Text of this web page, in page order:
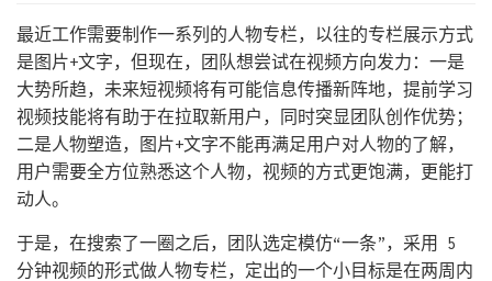
最近工作需要制作一系列的人物专栏，以往的专栏展示方式
是图片+文字，但现在，团队想尝试在视频方向发力：一是
大势所趋，未来短视频将有可能信息传播新阵地，提前学习
视频技能将有助于在拉取新用户，同时突显团队创作优势；
二是人物塑造，图片+文字不能再满足用户对人物的了解，
用户需要全方位熟悉这个人物，视频的方式更饱满，更能打
动人。
于是，在搜索了一圈之后，团队选定模仿“一条”，采用 5
分钟视频的形式做人物专栏，定出的一个小目标是在两周内